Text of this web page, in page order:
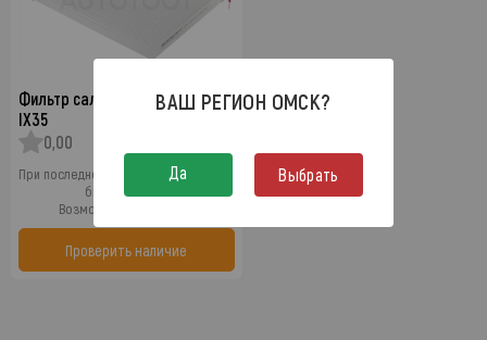
Фильтр салонный HYUNDAI
IX35
0,00
При последнем обновлении товар не
был в наличии.
Возможно он появился.
Проверить наличие
ВАШ РЕГИОН ОМСК?
Да Выбрать